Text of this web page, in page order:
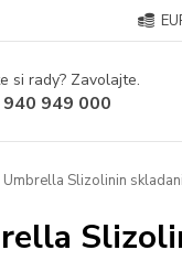
si rady? Zavolajte.
949 000
Slizolinin